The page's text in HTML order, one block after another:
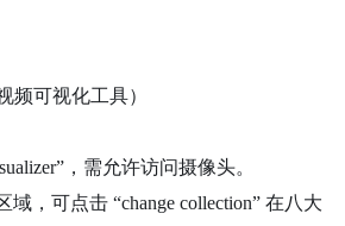
频可视化工具）
， 需允许访问摄像头。
域， 可点击 “change collection” 在八大